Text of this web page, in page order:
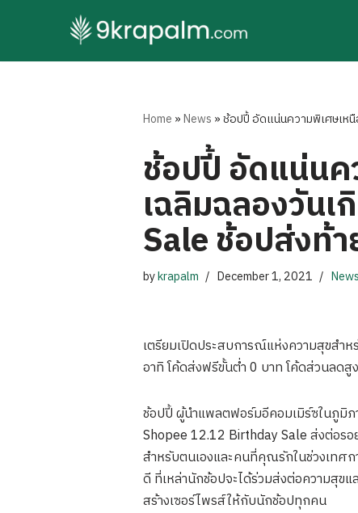
to
Home »News »ช้อปปี้ อัดแน่นความพิเศษเห
ช้อปปี้ อัดแน่นค
เฉลิมฉลองวัน
Sale ช้อปส่งท้
bykrapalm December 1, 2021 News
เตรียมเปิดประสบการณ์แห่งความสุขสำ
อาทิ โค้ดส่งฟรีขั้นต่ำ 0 บาท โค้ดส่วนลด
ช้อปปี้ ผู้นำแพลตฟอร์มอีคอมเมิร์ซในภูมิภ
Shopee 12.12 Birthday Sale ส่งต่อร
สำหรับตนเองและคนที่คุณรักในช่วงเทศ
ดี ที่เหล่านักช้อปจะได้ร่วมส่งต่อความสุข
สร้างเซอร์ไพรส์ให้กับนักช้อปทุกคน